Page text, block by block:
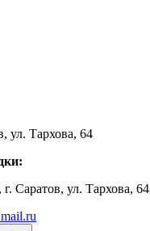
ул. Тархова, 64
Саратов, ул. Тархова, 64